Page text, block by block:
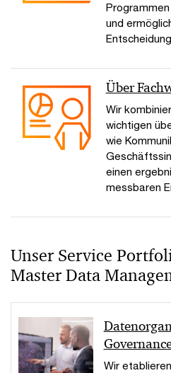
und
Über
Wir
wichtigen
wie
einen
messbaren
Unser Service
Master Data
Wir